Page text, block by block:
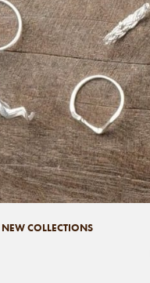
NEW COLLECTIONS